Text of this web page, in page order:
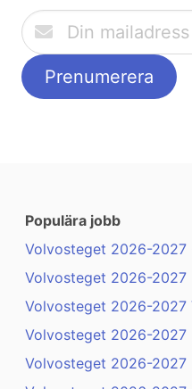
Populära jobb
Volvosteget 2026-2027
Volvosteget 2026-2027
Volvosteget 2026-2027
Volvosteget 2026-2027
Volvosteget 2026-2027